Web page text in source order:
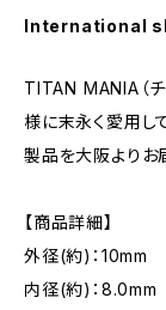
International
TITAN MANIA（チ
様に末永く愛用し
製品を大阪よりお
【商品詳細】
外径(約)：10mm
内径(約)：8.0mm